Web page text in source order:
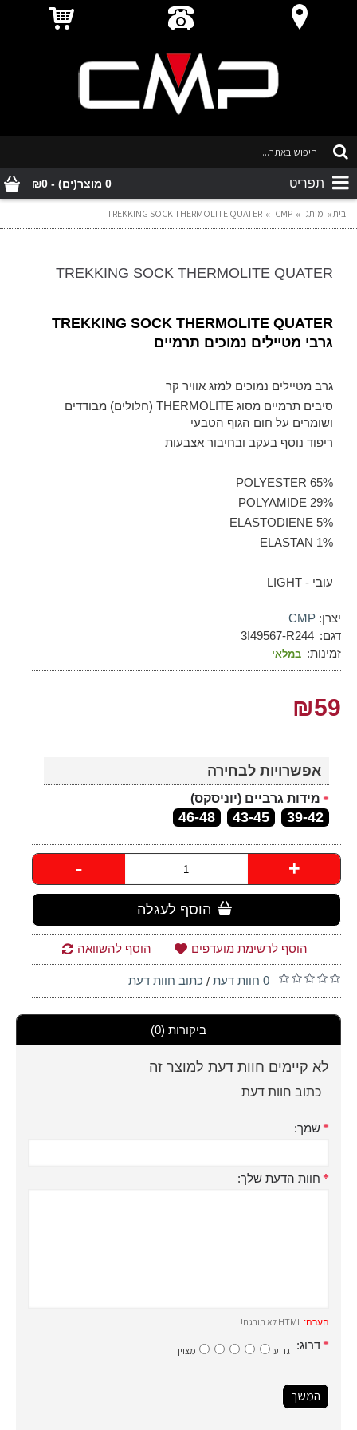
0 מוצר(ים) - ₪0 תפריט
בית מותג CMP
TREKKING SOCK THERMOLITE QUATER
TREKKING SOCK THERMOLITE QUATER
TREKKING SOCK THERMOLITE QUATER
גרבי מטיילים נמוכים תרמיים
גרב מטיילים נמוכים למזג אוויר קר
סיבים תרמיים מסוג ׁTHERMOLITE (חלולים) מבודדים
ושומרים על חום הגוף הטבעי
ריפוד נוסף בעקב ובחיבור אצבעות
65% POLYESTER
29% POLYAMIDE
5% ELASTODIENE
1% ELASTAN
עובי - LIGHT
יצרן: CMP
דגם: 3I49567-R244
זמינות: במלאי
₪59
אפשרויות לבחירה
מידות גרביים (יוניסקס)
39-42
43-45
46-48
- +
הוסף לעגלה
הוסף לרשימת מועדפים הוסף להשוואה
0 חוות דעת / כתוב חוות דעת
ביקורות (0)
לא קיימים חוות דעת למוצר זה
כתוב חוות דעת
שמך:
חוות הדעת שלך:
הערה:
דרוג: גרוע מצוין
המשך